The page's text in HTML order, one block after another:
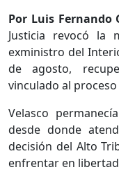
Por Luis Fernando
Justicia revocó la
exministro del
de agosto,
vinculado al proceso
Velasco
desde donde
decisión del Alto
enfrentar en